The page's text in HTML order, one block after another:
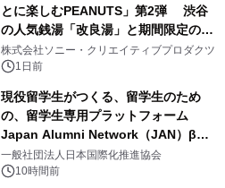
とに楽しむPEANUTS」第2弾 渋谷
の人気銭湯「改良湯」と期間限定のコ
ラボレーション サウナイキタイコラ
ボグッズも発売決定！
株式会社ソニー・クリエイティブプロダクツ
1日前
現役留学生がつくる、留学生のため
の、留学生専用プラットフォーム
Japan Alumni Network（JAN）β版
をリリース
一般社団法人日本国際化推進協会
10時間前